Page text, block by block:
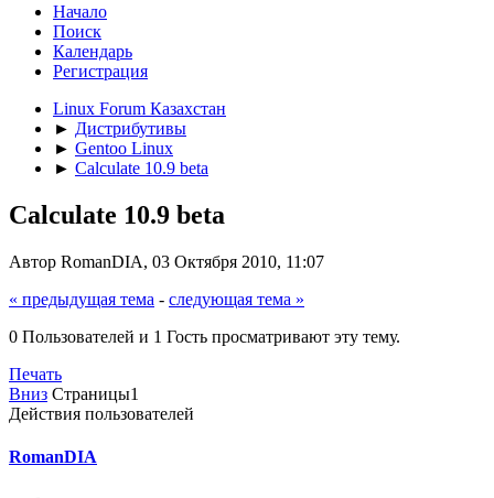
Начало
Поиск
Календарь
Регистрация
Linux Forum Казахстан
► Дистрибутивы
► Gentoo Linux
► Calculate 10.9 beta
Calculate 10.9 beta
Автор RomanDIA, 03 Октября 2010, 11:07
« предыдущая тема - следующая тема »
0 Пользователей и 1 Гость просматривают эту тему.
Печать
Вниз Страницы1
Действия пользователей
RomanDIA